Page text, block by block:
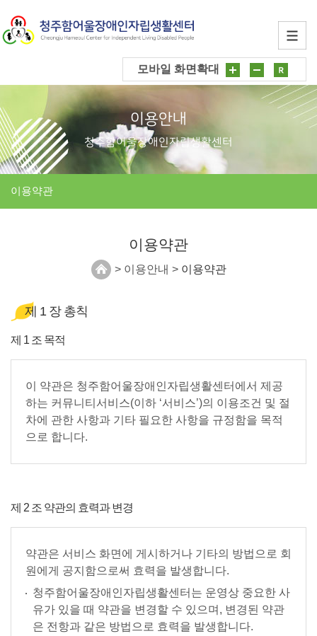
모바일 화면확대
이용안내
청주함어울장애인자립생활센터
이용약관
이용약관
> 이용안내 > 이용약관
제 1 장 총칙
제 1 조 목적
이 약관은 청주함어울장애인자립생활센터에서 제공
하는 커뮤니티서비스(이하 ‘서비스’)의 이용조건 및 절
차에 관한 사항과 기타 필요한 사항을 규정함을 목적
으로 합니다.
제 2 조 약관의 효력과 변경
약관은 서비스 화면에 게시하거나 기타의 방법으로 회
원에게 공지함으로써 효력을 발생합니다.
청주함어울장애인자립생활센터는 운영상 중요한 사
유가 있을 때 약관을 변경할 수 있으며, 변경된 약관
은 전항과 같은 방법으로 효력을 발생합니다.